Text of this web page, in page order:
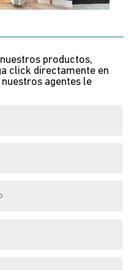
productos,
click directamente en
agentes le